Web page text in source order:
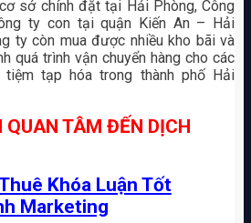
sở chính đặt tại Hải Phòng, Công
ty con tại quận Kiến An – Hải
ty còn mua được nhiều kho bãi và
quá trình vận chuyển hàng cho các
tạp hóa trong thành phố Hải
QUAN TÂM ĐẾN DỊCH
Khóa Luận Tốt
Marketing